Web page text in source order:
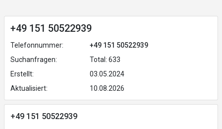
+49 151 50522939
Telefonnummer:
+49 151 50522939
Suchanfragen:
Total: 633
Erstellt:
03.05.2024
Aktualisiert:
10.08.2026
+49 151 50522939